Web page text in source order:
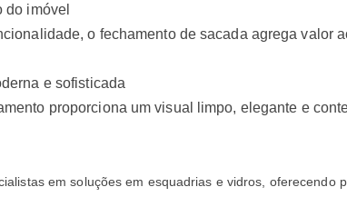
do imóvel
o fechamento de sacada agrega valor
e sofisticada
proporciona um visual limpo, elegante e
em soluções em esquadrias e vidros,